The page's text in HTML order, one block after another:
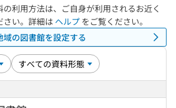
利用方法は、ご自身が利用されるお近く
さい。詳細は ヘルプ をご覧ください。
域の図書館を設定する